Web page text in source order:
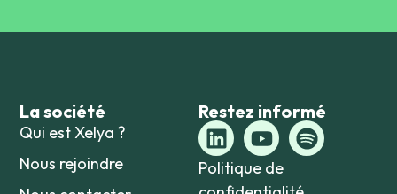
La société
Qui est Xelya ?
Nous rejoindre
Restez informé
Politique de